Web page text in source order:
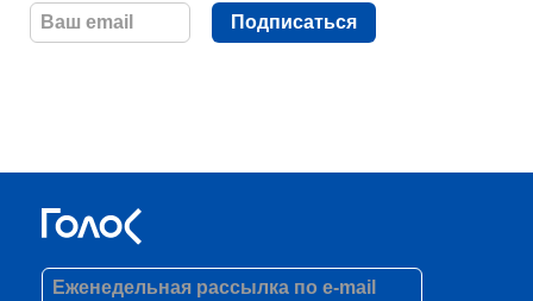
Подписаться